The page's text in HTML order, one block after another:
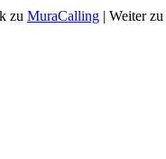
zu MuraCalling | Weiter zu